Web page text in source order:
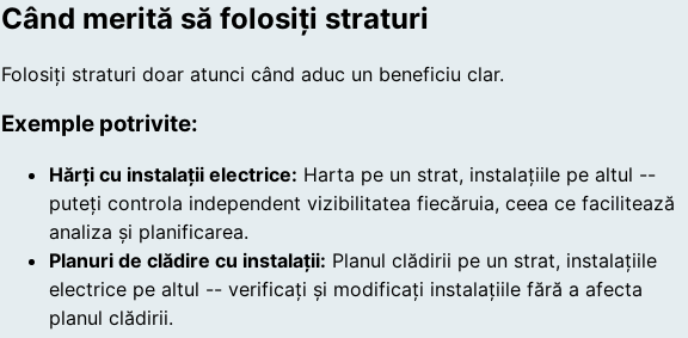
Când merită să folosiți straturi
Folosiți straturi doar atunci când aduc un beneficiu clar.
Exemple potrivite:
Hărți cu instalații electrice: Harta pe un strat, instalațiile pe altul --
puteți controla independent vizibilitatea fiecăruia, ceea ce facilitează
analiza și planificarea.
Planuri de clădire cu instalații: Planul clădirii pe un strat, instalațiile
electrice pe altul -- verificați și modificați instalațiile fără a afecta
planul clădirii.